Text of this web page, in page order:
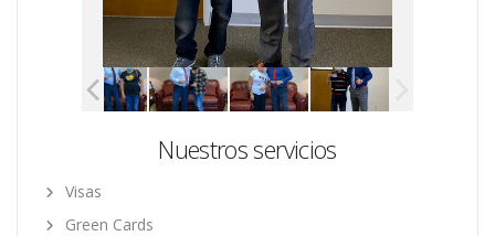
Nuestros servicios
Visas
Green Cards